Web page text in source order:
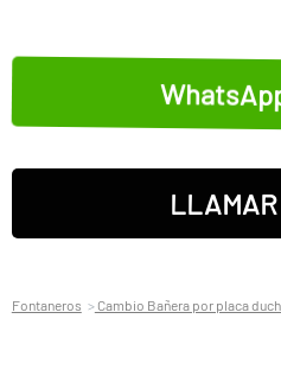
Fontaneros Cambio Bañera por placa